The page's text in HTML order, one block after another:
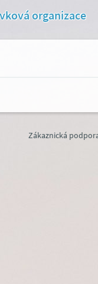
organizace
Zákaznická